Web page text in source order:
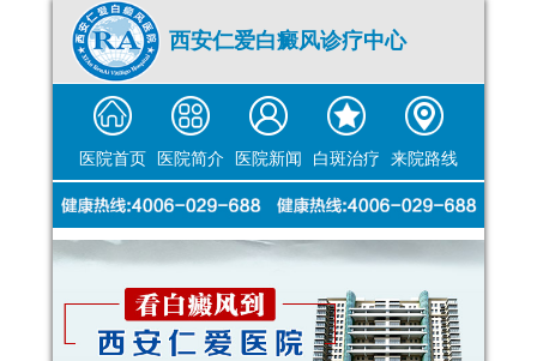
西安仁爱白癜风诊疗中心
医院首页 医院简介 医院新闻 白斑治疗 来院路线